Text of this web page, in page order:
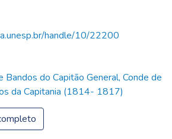
handle/10/22200
do Capitão General, Conde de
da Capitania (1814- 1817)